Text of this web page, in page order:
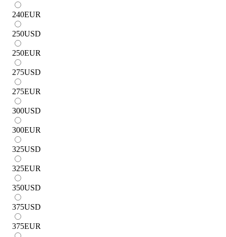
240EUR
250USD
250EUR
275USD
275EUR
300USD
300EUR
325USD
325EUR
350USD
375USD
375EUR